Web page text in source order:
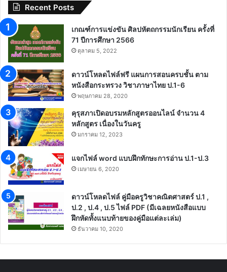
Recent Posts
เกณฑ์การแข่งขัน ศิลปหัตถกรรมนักเรียน ครั้งที่
71 ปีการศึกษา 2566
ตุลาคม 5, 2022
ดาวน์โหลดไฟล์ฟรี แผนการสอนครบชั้น ตาม
หนังสือกระทรวง วิชาภาษาไทย ป.1-6
พฤษภาคม 28, 2020
คุรุสภาเปิดอบรมหลักสูตรออนไลน์ จำนวน 4
หลักสูตร เนื่องในวันครู
มกราคม 12, 2023
แจกไฟล์ word แบบฝึกทักษะการอ่าน ป.1-ป.3
เมษายน 6, 2020
ดาวน์โหลดไฟล์ คู่มือครูวิชาคณิตศาสตร์ ป.1 ,
ป.2 , ป.4 , ป.5 ไฟล์ PDF (มีเฉลยหนังสือแบบ
ฝึกหัดทั้งแนบท้ายของคู่มือแต่ละเล่ม)
ธันวาคม 10, 2020